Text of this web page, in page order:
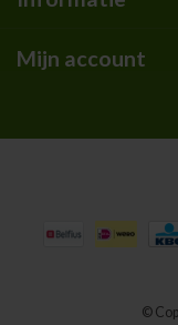
Mijn account
©